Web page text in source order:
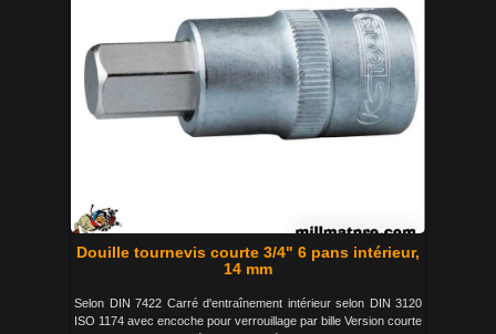
Douille tournevis courte 3/4" 6 pans intérieur,
14 mm
Selon DIN 7422 Carré d'entraînement intérieur selon DIN 3120
ISO 1174 avec encoche pour verrouillage par bille Version courte